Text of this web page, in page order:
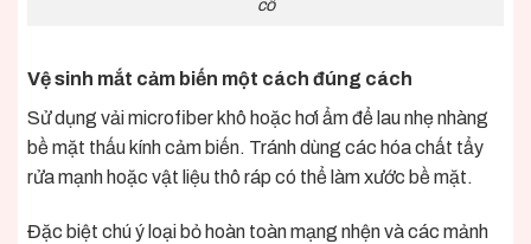
cố
Vệ sinh mắt cảm biến một cách đúng cách
Sử dụng vải microfiber khô hoặc hơi ẩm để lau nhẹ nhàng
bề mặt thấu kính cảm biến. Tránh dùng các hóa chất tẩy
rửa mạnh hoặc vật liệu thô ráp có thể làm xước bề mặt.
Đặc biệt chú ý loại bỏ hoàn toàn mạng nhện và các mảnh